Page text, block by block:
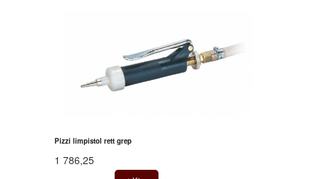
Pizzi limpistol rett grep
1 786,25